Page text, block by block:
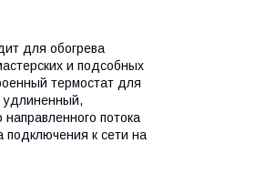
для обогрева
и подсобных
термостат для
удлиненный,
потока
к сети на